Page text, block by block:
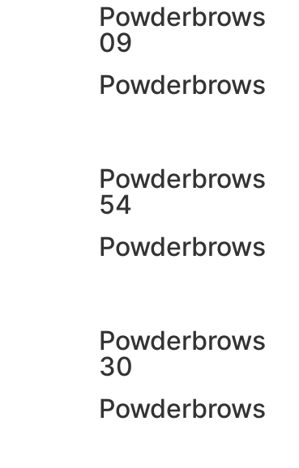
Powderbrows
09
Powderbrows
Powderbrows
54
Powderbrows
Powderbrows
30
Powderbrows